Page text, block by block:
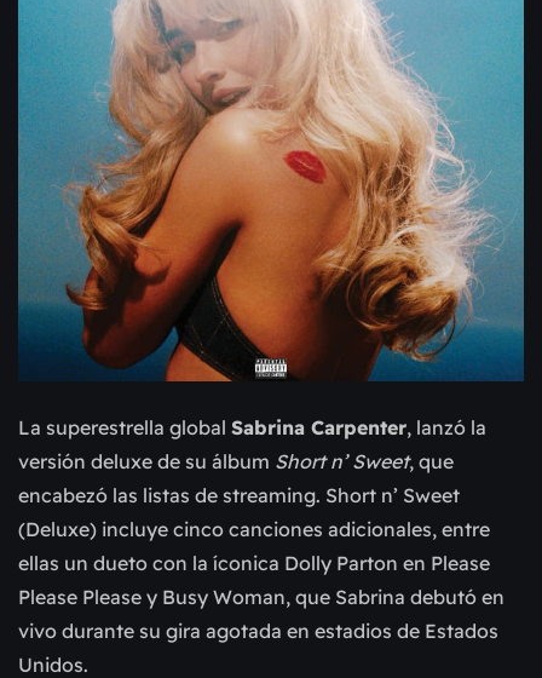
La superestrella global Sabrina Carpenter, lanzó la
versión deluxe de su álbum Short n’ Sweet, que
encabezó las listas de streaming. Short n’ Sweet
(Deluxe) incluye cinco canciones adicionales, entre
ellas un dueto con la íconica Dolly Parton en Please
Please Please y Busy Woman, que Sabrina debutó en
vivo durante su gira agotada en estadios de Estados
Unidos.